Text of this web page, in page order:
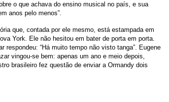
o que achava do ensino musical no país, e sua
anos pelo menos”.
que, contada por ele mesmo, está estampada em
York. Ele não hesitou em bater de porta em porta.
“Há muito tempo não visto tanga”. Eugene
vingou-se bem: apenas um ano e meio depois,
brasileiro fez questão de enviar a Ormandy dois